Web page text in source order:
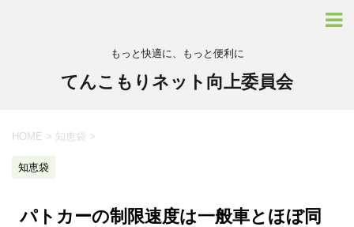
もっと快適に、もっと便利に
てんこもりネット向上委員会
HOME > 知恵袋 >
知恵袋
パトカーの制限速度は一般車とほぼ同